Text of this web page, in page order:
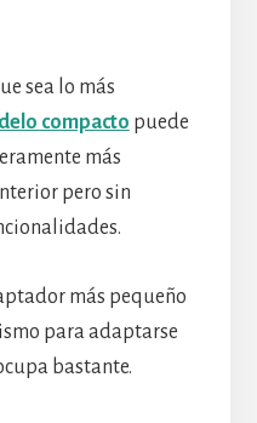
sea lo más
compacto puede
más
pero sin
más pequeño
para adaptarse
bastante.